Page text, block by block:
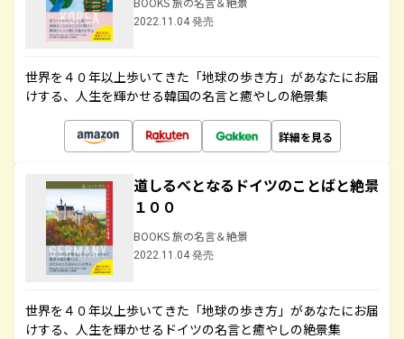
2022.11.04 発売
世界を４０年以上歩いてきた「地球の歩き方」があなたにお届
けする、人生を輝かせる韓国の名言と癒やしの絶景集
詳細を見る
道しるべとなるドイツのことばと絶景
１００
BOOKS 旅の名言＆絶景
2022.11.04 発売
世界を４０年以上歩いてきた「地球の歩き方」があなたにお届
けする、人生を輝かせるドイツの名言と癒やしの絶景集